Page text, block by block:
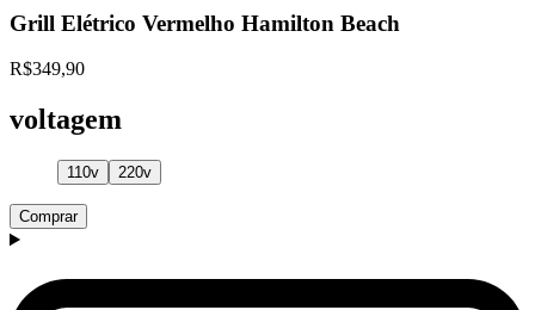
Grill Elétrico Vermelho Hamilton Beach
R$349,90
voltagem
110v 220v
Comprar